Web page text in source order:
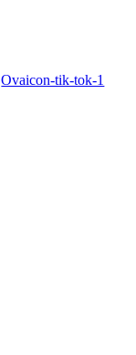
Ovaicon-tik-tok-1